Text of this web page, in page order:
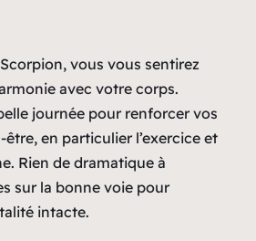
vous vous sentirez
avec votre corps.
journée pour renforcer vos
en particulier l’exercice et
Rien de dramatique à
sur la bonne voie pour
intacte.